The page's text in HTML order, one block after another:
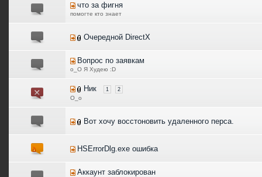
что за фигня
помогте кто знает
Очередной DirectX
Вопрос по заявкам
о_О Я Худею :D
Ник 1 2
О_о
Вот хочу восстоновить удаленного перса.
HSErrorDlg.exe ошибка
Аккаунт заблокирован